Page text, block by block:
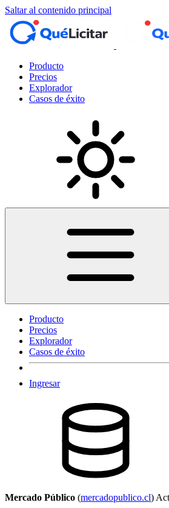
Saltar al contenido principal
Producto
Precios
Explorador
Casos de éxito
Producto
Precios
Explorador
Casos de éxito
Ingresar
Mercado Público (mercadopublico.cl)